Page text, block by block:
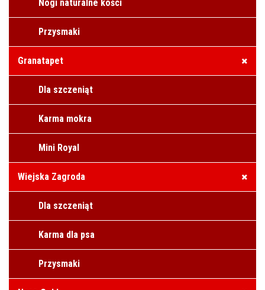
Nogi naturalne kości
Przysmaki
Granatapet
Dla szczeniąt
Karma mokra
Mini Royal
Wiejska Zagroda
Dla szczeniąt
Karma dla psa
Przysmaki